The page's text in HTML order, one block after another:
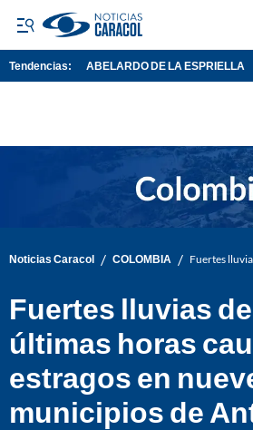
Tendencias: ABELARDO DE LA ESPRIELLA
Noticias Caracol / COLOMBIA / Fuertes
Fuertes lluvias
últimas horas
estragos en
municipios de